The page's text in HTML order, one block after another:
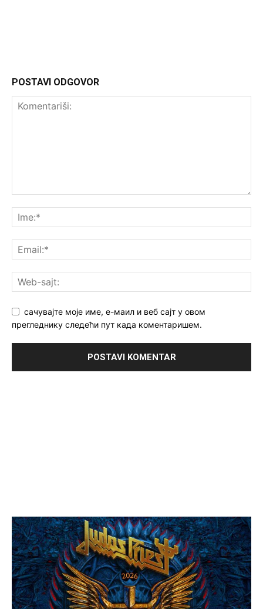
POSTAVI ODGOVOR
сачувајте моје име, е-маил и веб сајт у овом
прегледнику следећи пут када коментаришем.